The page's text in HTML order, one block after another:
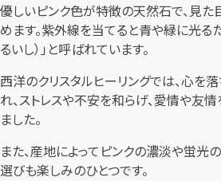
優しいピンク色が特徴の天然石で、見た
めます。紫外線を当てると青や緑に光る
るいし）」と呼ばれています。
西洋のクリスタルヒーリングでは、心を
れ、ストレスや不安を和らげ、愛情や友
ました。
また、産地によってピンクの濃淡や蛍光
選びも楽しみのひとつです。